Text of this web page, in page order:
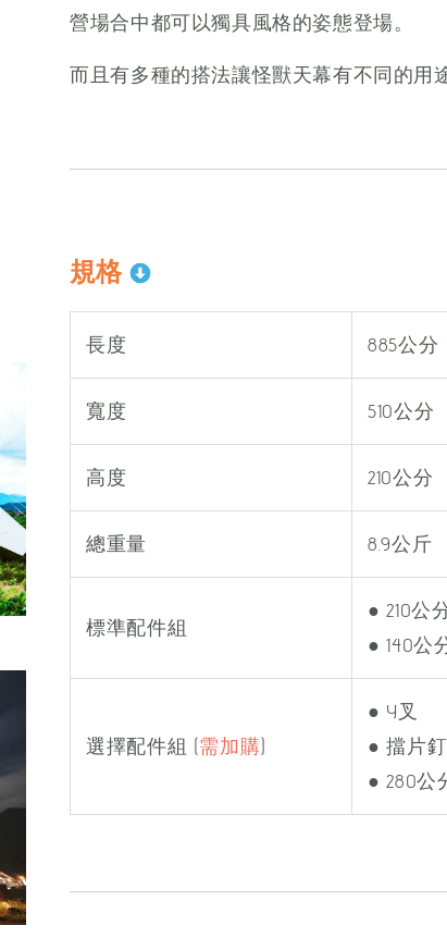
營場合中都可以獨具風格的姿態登場。
而且有多種的搭法讓怪獸天幕有不同的用
規格
長度 885公分
寬度 510公分
高度 210公分
總重量 8.9公斤
標準配件組
● 210公
● 140公
選擇配件組 (需加購)
● Y叉
● 擋片
● 280公